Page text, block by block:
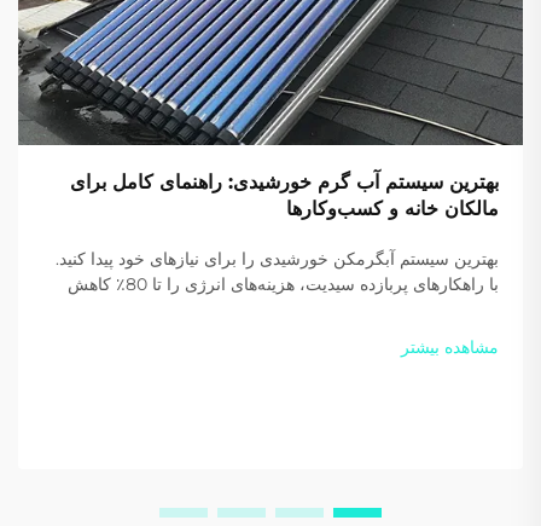
بهترین سیستم آب گرم خورشیدی: راهنمای کامل برای
مالکان خانه و کسب‌وکارها
بهترین سیستم آبگرمکن خورشیدی را برای نیازهای خود پیدا کنید.
با راهکارهای پربازده سیدیت، هزینه‌های انرژی را تا 80٪ کاهش
کنید.
مشاهده بیشتر